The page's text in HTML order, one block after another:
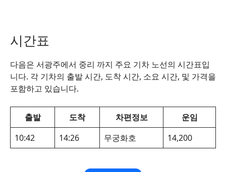
시간표
다음은 서광주에서 중리 까지 주요 기차 노선의 시간표입
니다. 각 기차의 출발 시간, 도착 시간, 소요 시간, 및 가격을
포함하고 있습니다.
출발 도착 차편정보
운임
10:42
14:26 무궁화호 14,200